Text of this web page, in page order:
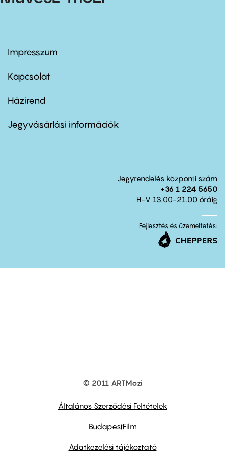
Footer
first
Impresszum
Kapcsolat
Footer
second
Házirend
Jegyvásárlási információk
Jegyrendelés központi szám
+36 1 224 5650
H-V 13.00-21.00 óráig
Fejlesztés és üzemeltetés:
© 2011 ARTMozi
Általános Szerződési Feltételek
BudapestFilm
Adatkezelési tájékoztató